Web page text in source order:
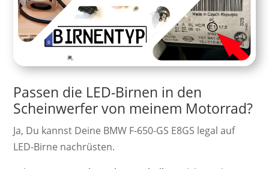
Passen die LED-Birnen in den
Scheinwerfer von meinem Motorrad?
Ja, Du kannst Deine BMW F-650-GS E8GS legal auf
LED-Birne nachrüsten.